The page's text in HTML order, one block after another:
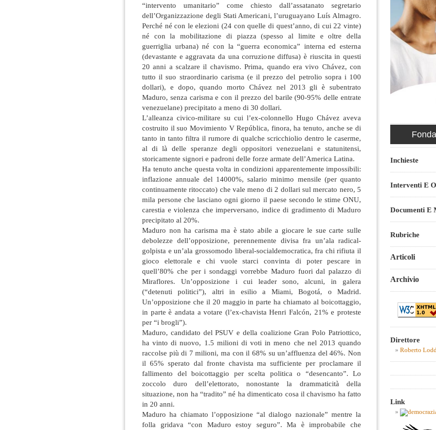
“intervento umanitario” come chiesto dall’assatanato segretario
dell’Organizzazione degli Stati Americani, l’uruguayano Luís Almagro.
Perché né con le elezioni (24 con quelle di quest’anno, di cui 22 vinte)
né con la mobilitazione di piazza (spesso al limite e oltre della
guerriglia urbana) né con la “guerra economica” interna ed esterna
(devastante e aggravata da una corruzione diffusa) è riuscita in questi
20 anni a scalzare il chavismo. Prima, quando era vivo Chávez, con
tutto il suo straordinario carisma (e il prezzo del petrolio sopra i 100
dollari), e dopo, quando morto Chávez nel 2013 gli è subentrato
Maduro, senza carisma e con il prezzo del barile (90-95% delle entrate
venezuelane) precipitato a meno di 30 dollari.
L’alleanza civico-militare su cui l’ex-colonnello Hugo Chávez aveva
costruito il suo Movimiento V República, finora, ha tenuto, anche se di
tanto in tanto filtra il rumore di qualche scricchiolio dentro le caserme,
al di là delle speranze degli oppositori venezuelani e statunitensi,
storicamente signori e padroni delle forze armate dell’America Latina.
Ha tenuto anche questa volta in condizioni apparentemente impossibili:
inflazione annuale del 14000%, salario minimo mensile (per quanto
continuamente ritoccato) che vale meno di 2 dollari sul mercato nero, 5
mila persone che lasciano ogni giorno il paese secondo le stime ONU,
carestia e violenza che imperversano, indice di gradimento di Maduro
precipitato al 20%.
Maduro non ha carisma ma è stato abile a giocare le sue carte sulle
debolezze dell’opposizione, perennemente divisa fra un’ala radical-
golpista e un’ala grossomodo liberal-socialdemocratica, fra chi rifiuta il
gioco elettorale e chi vuole starci convinta di poter pescare in
quell’80% che per i sondaggi vorrebbe Maduro fuori dal palazzo di
Miraflores. Un’opposizione i cui leader sono, alcuni, in galera
(“detenuti politici”), altri in esilio a Miami, Bogotá, o Madrid.
Un’opposizione che il 20 maggio in parte ha chiamato al boicottaggio,
in parte è andata a votare (l’ex-chavista Henri Falcón, 21% e proteste
per “i brogli”).
Maduro, candidato del PSUV e della coalizione Gran Polo Patriottico,
ha vinto di nuovo, 1.5 milioni di voti in meno che nel 2013 quando
raccolse più di 7 milioni, ma con il 68% su un’affluenza del 46%. Non
il 65% sperato dal fronte chavista ma sufficiente per proclamare il
fallimento del boicottaggio per scelta politica o “desencanto”. Lo
zoccolo duro dell’elettorato, nonostante la drammaticità della
situazione, non ha “tradito” né ha dimenticato cosa il chavismo ha fatto
in 20 anni.
Maduro ha chiamato l’opposizione “al dialogo nazionale” mentre la
folla gridava “con Maduro estoy seguro”. Ma è improbabile che
Inchieste
Interventi E
Documenti E
Rubriche
Articoli
Archivio
Direttore
Roberto
Link